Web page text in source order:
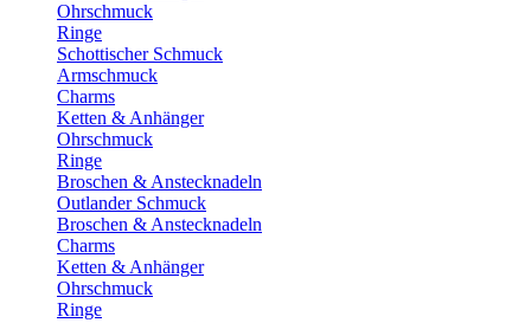
Ohrschmuck
Ringe
Schottischer Schmuck
Armschmuck
Charms
Ketten & Anhänger
Ohrschmuck
Ringe
Broschen & Anstecknadeln
Outlander Schmuck
Broschen & Anstecknadeln
Charms
Ketten & Anhänger
Ohrschmuck
Ringe